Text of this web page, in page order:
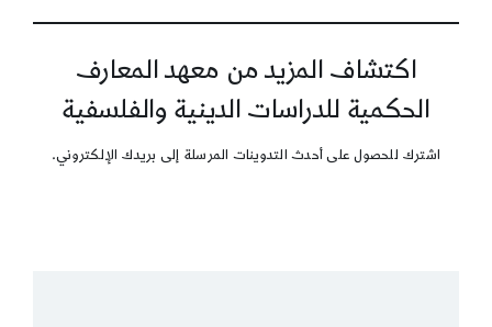
اكتشاف المزيد من معهد المعارف
الحكمية للدراسات الدينية والفلسفية
اشترك للحصول على أحدث التدوينات المرسلة إلى بريدك الإلكتروني.